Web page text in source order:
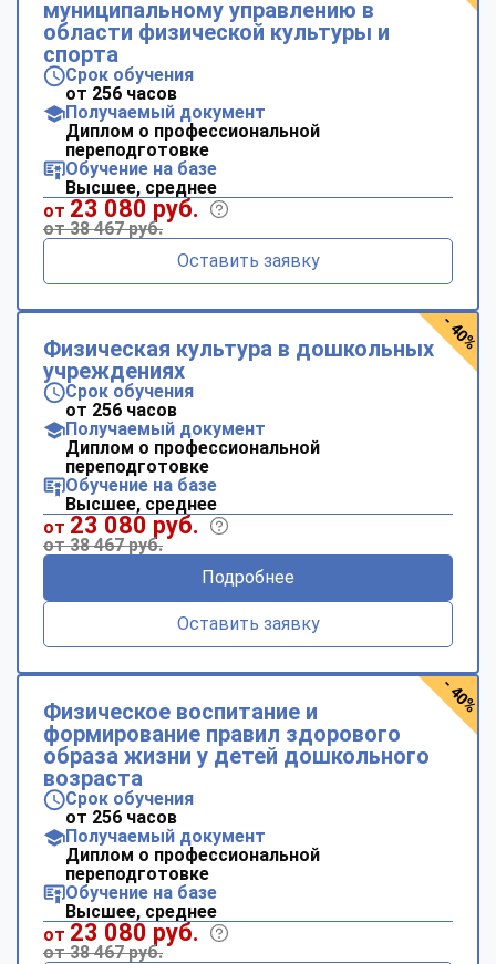
муниципальному управлению в
области физической культуры и
спорта
Срок обучения
от 256 часов
Получаемый документ
Диплом о профессиональной
переподготовке
Обучение на базе
Высшее, среднее
от 23 080 руб.
от 38 467 руб.
Оставить заявку
Физическая культура в дошкольных
учреждениях
Срок обучения
от 256 часов
Получаемый документ
Диплом о профессиональной
переподготовке
Обучение на базе
Высшее, среднее
от 23 080 руб.
от 38 467 руб.
Подробнее
Оставить заявку
- 40%
Физическое воспитание и
формирование правил здорового
образа жизни у детей дошкольного
возраста
Срок обучения
от 256 часов
Получаемый документ
Диплом о профессиональной
переподготовке
Обучение на базе
Высшее, среднее
от 23 080 руб.
от 38 467 руб.
- 40%